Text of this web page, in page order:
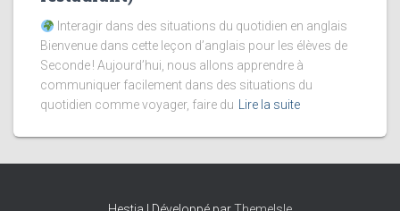
Interagir dans des situations du quotidien en anglais
Bienvenue dans cette leçon d’anglais pour les élèves de
Seconde ! Aujourd’hui, nous allons apprendre à
communiquer facilement dans des situations du
quotidien comme voyager, faire du Lire la suite